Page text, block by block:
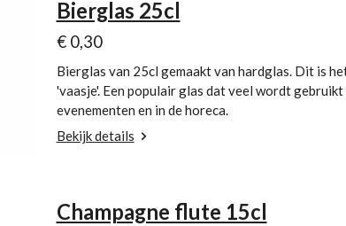
Bierglas 25cl
€ 0,30
Bierglas van 25cl gemaakt van hardglas. Dit is
'vaasje'. Een populair glas dat veel wordt
evenementen en in de horeca.
Bekijk details
Champagne flute 15cl